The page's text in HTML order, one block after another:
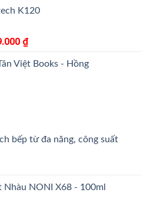
K120
₫Giá
tại
Việt Books - Hồng
bếp từ đa năng, công suất
NONI X68 - 100ml